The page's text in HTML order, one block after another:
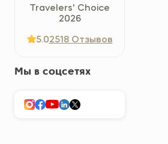
Travelers' Choice
2026
5.02518 Отзывов
Мы в соцсетях